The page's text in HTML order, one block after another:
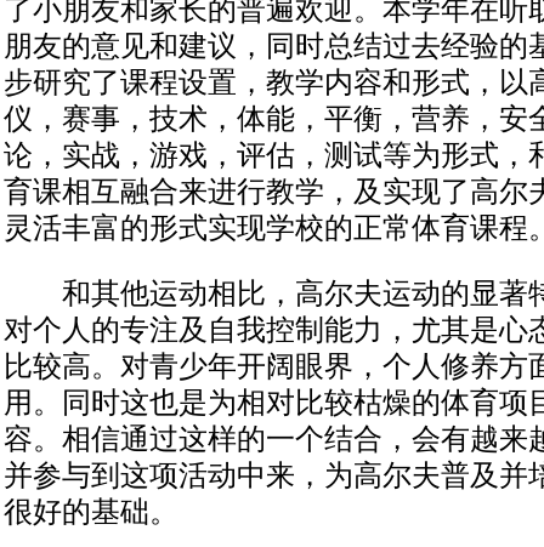
了小朋友和家长的普遍欢迎。本学年在听
朋友的意见和建议，同时总结过去经验的
步研究了课程设置，教学内容和形式，以
仪，赛事，技术，体能，平衡，营养，安
论，实战，游戏，评估，测试等为形式，
育课相互融合来进行教学，及实现了高尔
灵活丰富的形式实现学校的正常体育课程
和其他运动相比，高尔夫运动的显著
对个人的专注及自我控制能力，尤其是心
比较高。对青少年开阔眼界，个人修养方
用。同时这也是为相对比较枯燥的体育项
容。相信通过这样的一个结合，会有越来
并参与到这项活动中来，为高尔夫普及并
很好的基础。